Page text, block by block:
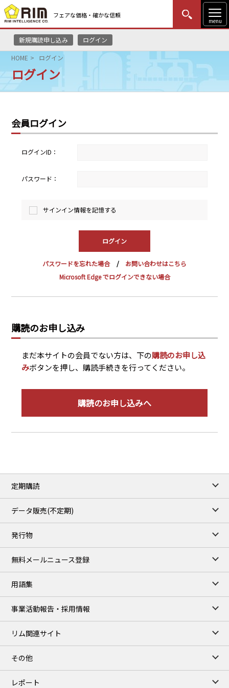
フェアな価格・確かな信頼
menu
新規購読申し込み ログイン
MENU
はじめての方
HOME
リムレポート
メソドロジー
研修・セミナー
採用情報
English Website
瑞姆亜太能源諮問(北京)
HOME ログイン
ログイン
会員ログイン
ログインID：
パスワード：
サインイン情報を記憶する
パスワードを忘れた場合
お問い合わせはこちら
Microsoft Edge でログインできない場合
購読のお申し込み
まだ本サイトの会員でない方は、下の購読のお申し込
みボタンを押し、購読手続きを行ってください。
購読のお申し込みへ
定期購読
データ販売(不定期)
発行物
無料メールニュース登録
用語集
事業活動報告・採用情報
リム関連サイト
その他
レポート